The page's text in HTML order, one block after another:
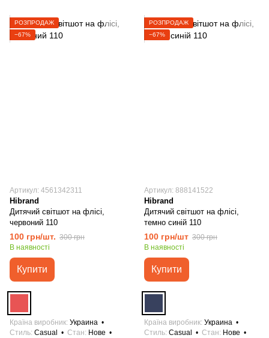
РОЗПРОДАЖ
−67%
Артикул: 4561342311
Hibrand
Дитячий світшот на флісі,
червоний 110
100 грн/шт. 300 грн
В наявності
Купити
Країна виробник Украина
Стиль Casual Стан
Нове
РОЗПРОДАЖ
−67%
Артикул: 888141522
Hibrand
Дитячий світшот на флісі,
темно синій 110
100 грн/шт 300 грн
В наявності
Купити
Країна виробник Украина
Стиль Casual Стан
Нове